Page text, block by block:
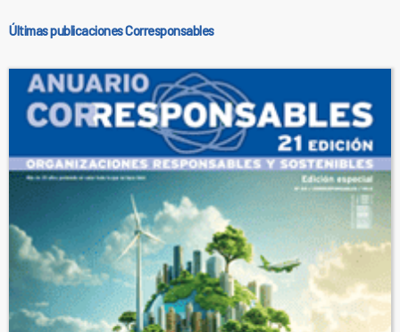
Últimas publicaciones Corresponsables